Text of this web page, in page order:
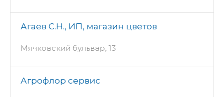
Агаев С.Н., ИП, магазин цветов
Мячковский бульвар, 13
Агрофлор сервис